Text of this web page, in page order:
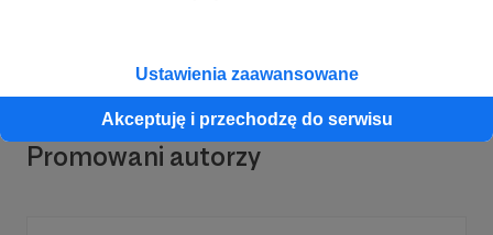
Ustawienia zaawansowane
Akceptuję i przechodzę do serwisu
Promowani autorzy